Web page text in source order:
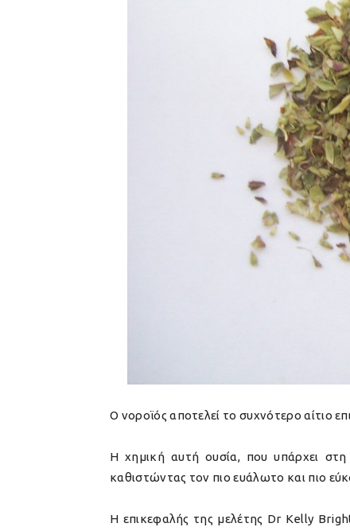
Ο νοροϊός αποτελεί το συχνότερο αίτιο
Η χημική αυτή ουσία, που υπάρχει
καθιστώντας τον πιο ευάλωτο και πιο
Η επικεφαλής της μελέτης Dr Kelly